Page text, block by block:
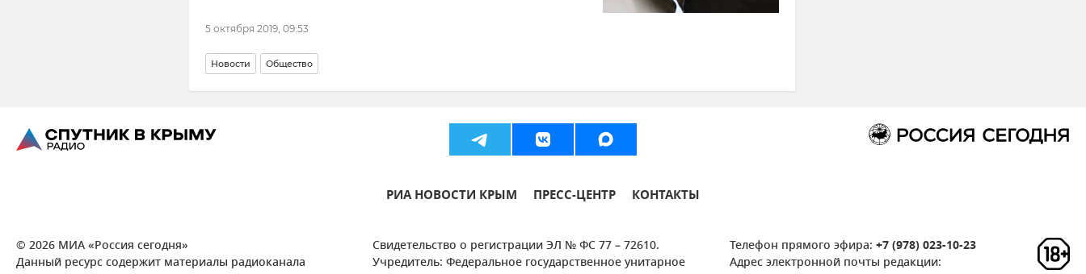
5 октября 2019, 09:53
Новости Общество
РИА НОВОСТИ КРЫМ ПРЕСС-ЦЕНТР КОНТАКТЫ
© 2026 МИА «Россия сегодня»
Данный ресурс содержит материалы радиоканала
Свидетельство о регистрации ЭЛ № ФС 77 – 72610.
Учредитель: Федеральное государственное унитарное
Телефон прямого эфира: +7 (978) 023-10-23
Адрес электронной почты редакции: